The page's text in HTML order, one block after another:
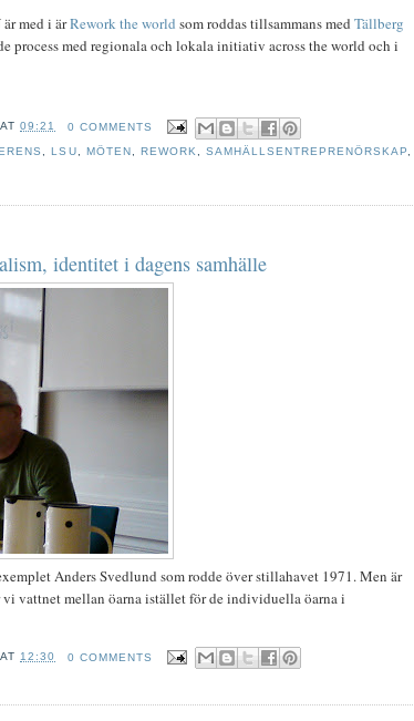
med i ärRework the world som roddas tillsammans med Tällberg
process med regionala och lokala initiativ across the world och i
AT09:21
0 COMMENTS
,LSU MÖTEN REWORK SAMHÄLLSENTREPRENÖRSKAP
identitet i dagens samhälle
Anders Svedlund som rodde över stillahavet 1971. Men är
vattnet mellan öarna istället för de individuella öarna i
AT12:30 0 COMMENTS